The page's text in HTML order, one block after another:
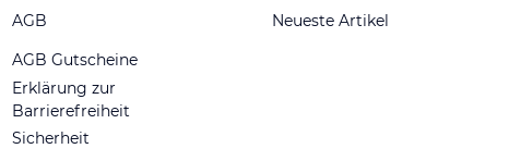
AGB
AGB Gutscheine
Erklärung zur
Barrierefreiheit
Sicherheit
Neueste Artikel